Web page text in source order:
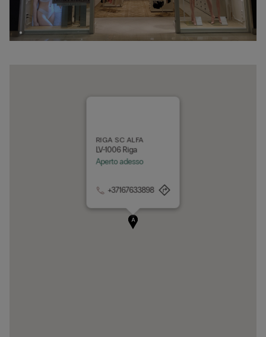
A
RIGA SC ALFA
LV-1006 Riga
Aperto adesso
+37167633898